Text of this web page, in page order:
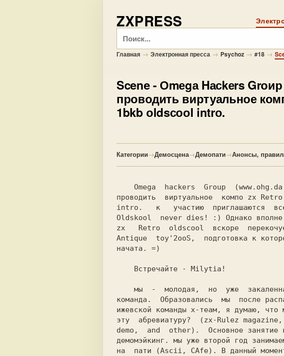
ZXPRESS
Поиск
Главная → Электронная пресса → Psychoz → #18 →
Scene- Оmеgа Hасkеrs Grоир
проводить виртуальное
1bkb оldsсооl intrо.
Категории→Демосцена→Демопати→Анонсы,
проводить  виртуальное  компо zx
intro.   к   участию  приглашаются
Oldskool  never dies! :) Однако вполне
zx   Retro  oldscool  вскоре
Antique  toy'2ooS,  подготовка к
команда.  Образовались  мы  после
ижевской команды х-теам, я думаю, что
эту  абревиатуру?  (zx-Rulez
demo,  and  other).  Основное занятие
демомэйкинг. мы уже второй год
на  пати (Ascii, CAfe). В данный